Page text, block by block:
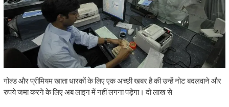
गोल्ड और प्रीमियम खाता धारकों के लिए एक अच्छी खबर है की उन्हें नोट बदलवाने और
रुपये जमा करने के लिए अब लाइन में नहीं लगना पड़ेगा। दो लाख से